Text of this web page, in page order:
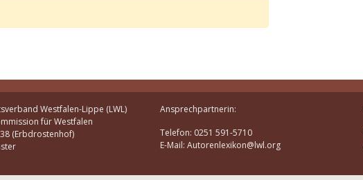
Westfalen-Lippe (LWL)
für Westfalen
(Erbdrostenhof)
Ansprechpartnerin:
Telefon: 0251 591-5710
E-Mail: Autorenlexikon@lwl.org